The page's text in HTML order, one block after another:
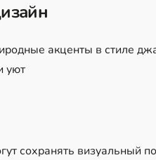
акценты в стиле
уют
сохранять визуальный